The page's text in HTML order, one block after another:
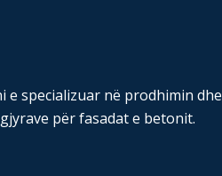
e specializuar në prodhimin dhe
për fasadat e betonit.